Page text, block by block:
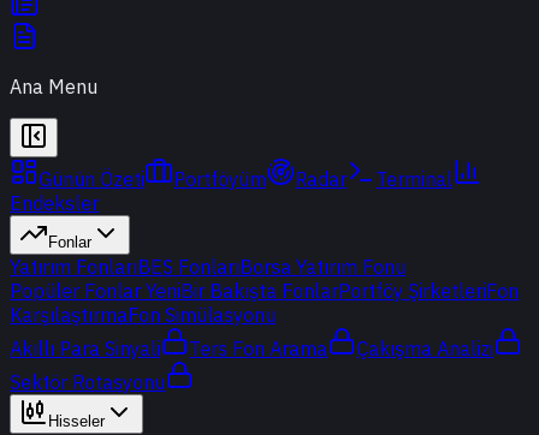
Ana Menu
Günün Özeti Portföyüm Radar
Terminal
Endeksler
Fonlar
Yatırım FonlarıBES FonlarıBorsa Yatırım Fonu
Popüler Fonlar YeniBir Bakışta FonlarPortföy ŞirketleriFon
KarşılaştırmaFon Simülasyonu
Akıllı Para Sinyali
Ters Fon Arama
Çakışma Analizi
Sektör Rotasyonu
Hisseler